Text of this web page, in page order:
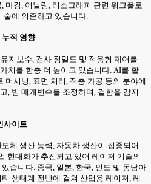
마킹, 어닐링, 리소그래피 관련 워크플로
술에 의존하고 있습니다.
적 영향
지보수, 검사 정밀도 및 적응형 제어를
치를 한층 더 높이고 있습니다. AI를 활
머시닝, 표면 처리, 적층 가공 등의 분야에
, 빔 매개변수를 조정하며, 결함을 감지
사이트
체 생산 능력, 자동차 생산이 집중되어
현대화가 추진되고 있어 레이저 기술의
습니다. 중국, 일본, 한국, 인도 및 동남아
생태계 전반에 걸쳐 산업용 레이저, 레